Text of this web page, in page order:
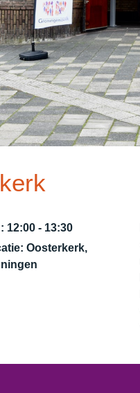
12:00 - 13:30
Oosterkerk,